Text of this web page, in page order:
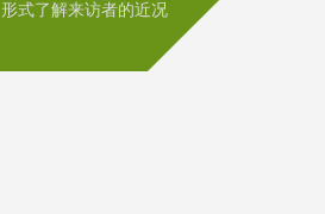
形式了解来访者的近况